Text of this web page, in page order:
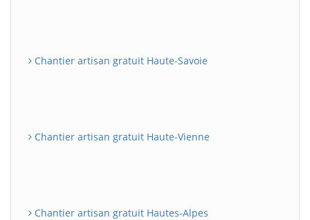
Chantier artisan gratuit Haute-Savoie
Chantier artisan gratuit Haute-Vienne
Chantier artisan gratuit Hautes-Alpes